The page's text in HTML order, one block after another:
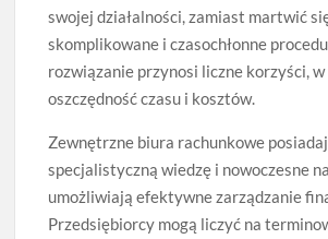
swojej działalności, zamiast martwić
skomplikowane i czasochłonne
rozwiązanie przynosi liczne korzyści,
oszczędność czasu i kosztów.
Zewnętrzne biura rachunkowe
specjalistyczną wiedzę i nowoczesne
umożliwiają efektywne zarządzanie
Przedsiębiorcy mogą liczyć na